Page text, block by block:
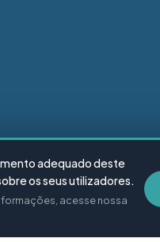
adequado deste
os seus utilizadores.
acesse nossa